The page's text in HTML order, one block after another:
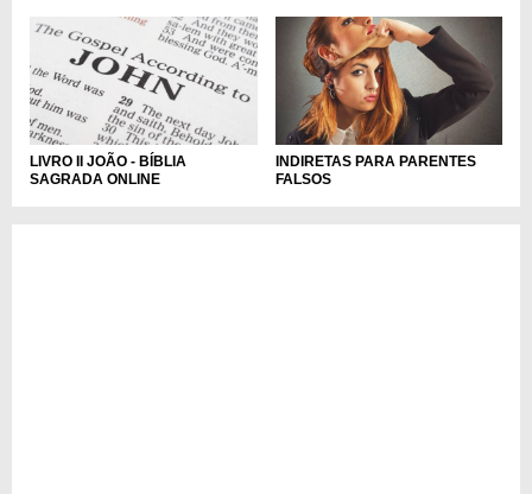
LIVRO II JOÃO - BÍBLIA
SAGRADA ONLINE
INDIRETAS PARA PARENTES
FALSOS